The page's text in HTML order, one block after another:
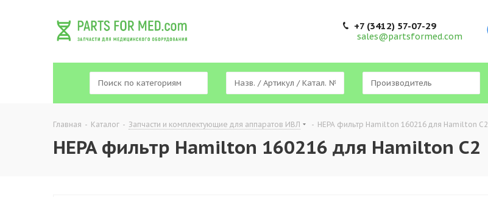
+7 (3412) 57-07-29
sales@partsformed.com
Главная - Каталог - Запчасти и комплектующие для аппаратов ИВЛ - HEPA фильтр Hamilton 160216 для Hamilton C2
HEPA фильтр Hamilton 160216 для Hamilton C2